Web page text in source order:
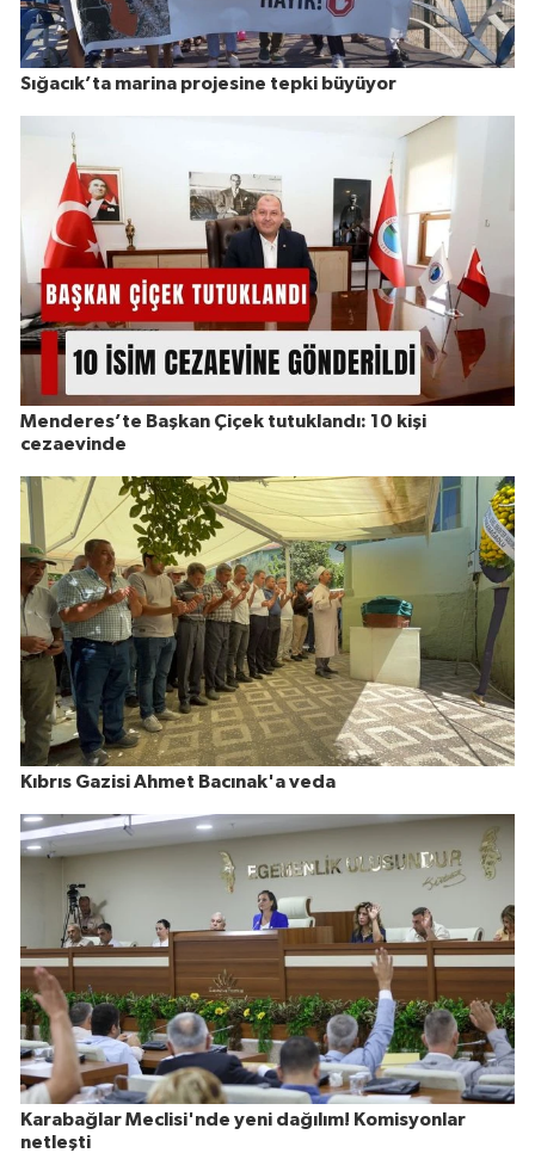
Sığacık’ta marina projesine tepki büyüyor
Menderes’te Başkan Çiçek tutuklandı: 10 kişi
cezaevinde
Kıbrıs Gazisi Ahmet Bacınak'a veda
Karabağlar Meclisi'nde yeni dağılım! Komisyonlar
netleşti